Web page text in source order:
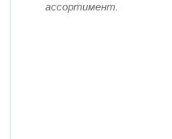
ассортимент.